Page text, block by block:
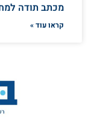
מכתב תודה למחלקה 3 במרכז
קראו עוד »